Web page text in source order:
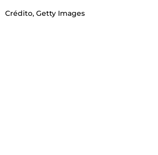
Crédito, Getty Images